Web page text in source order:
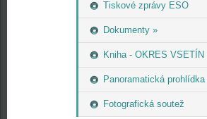
Tiskové zprávy ESO
Dokumenty »
Kniha - OKRES VSETÍN
Panoramatická prohlídka
Fotografická soutež